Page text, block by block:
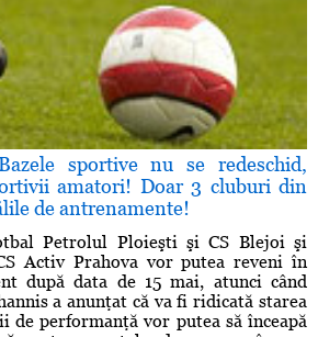
sportive nu se redeschid,
amatori! Doar 3 cluburi din
de antrenamente!
Petrolul Ploieşti şi CS Blejoi şi
Activ Prahova vor putea reveni în
după data de 15 mai, atunci când
a anunţat că va fi ridicată starea
de performanţă vor putea să înceapă